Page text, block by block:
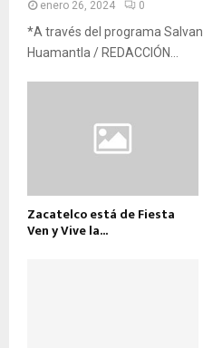
enero 26, 2024 0
*A través del programa
Huamantla / REDACCIÓN...
Zacatelco está de Fiesta
Ven y Vive la...